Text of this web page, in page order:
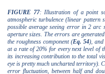
FIGURE 77: Illustration of a point
atmospheric turbulence (linear pattern
possible average seeing error in 2 arc
aperture sizes. The errors are
the roughness component (Eq. 54), and
at a rate of 20% for every next level of
its increasing contribution to the total
eye is pretty much uncharted territory).
error fluctuation, between half and